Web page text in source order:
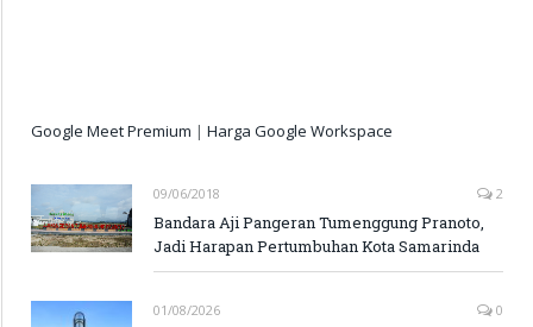
Google Meet Premium | Harga Google Workspace
09/06/2018 2
Bandara Aji Pangeran Tumenggung Pranoto,
Jadi Harapan Pertumbuhan Kota Samarinda
01/08/2026 0